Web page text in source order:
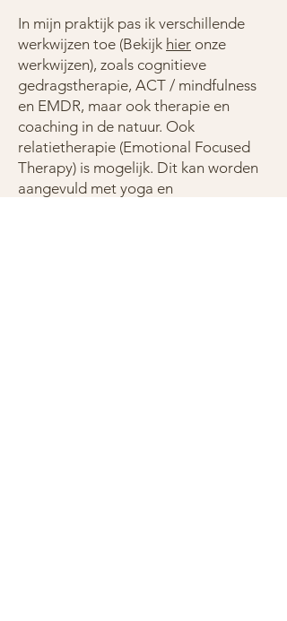
In mijn praktijk pas ik verschillende
werkwijzen toe (Bekijk hier onze
werkwijzen), zoals cognitieve
gedragstherapie, ACT / mindfulness
en EMDR, maar ook therapie en
coaching in de natuur. Ook
relatietherapie (Emotional Focused
Therapy) is mogelijk. Dit kan worden
aangevuld met yoga en